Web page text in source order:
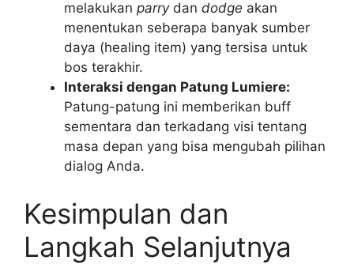
melakukan parrydan dodge akan
menentukan seberapa banyak sumber
daya (healing item) yang tersisa untuk
bos terakhir.
Interaksi dengan Patung Lumiere:
Patung-patung ini memberikan buff
sementara dan terkadang visi tentang
masa depan yang bisa mengubah pilihan
dialog Anda.
Kesimpulan dan
Langkah Selanjutnya